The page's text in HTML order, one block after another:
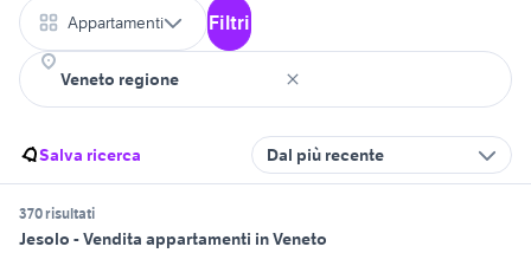
Appartamenti Filtri
Salva ricerca Dal più recente
370 risultati
Jesolo - Vendita appartamenti in Veneto